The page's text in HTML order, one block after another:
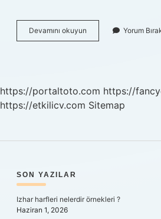
Devamını okuyun Aktifleşmiş
Kompleks
Yorum
https://portaltoto.com https://
https://etkilicv.com Sitemap
SIDEBAR
SON YAZILAR
Izhar harfleri nelerdir örnekleri ?
Haziran 1, 2026